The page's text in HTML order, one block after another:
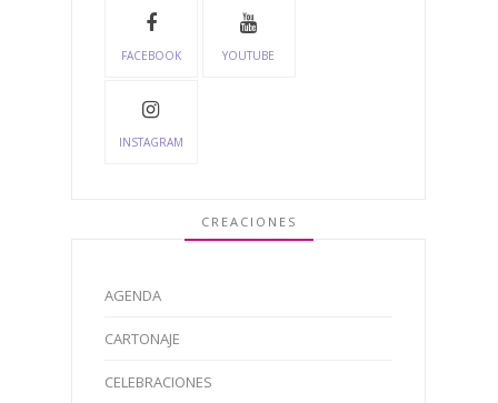
FACEBOOK YOUTUBE
INSTAGRAM
CREACIONES
AGENDA
CARTONAJE
CELEBRACIONES